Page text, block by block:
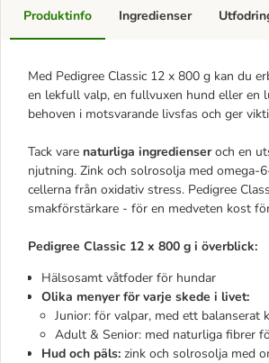
Produktinfo
Med Pedigree Classic 12 x 800 g kan du
en lekfull valp, en fullvuxen hund eller en
behoven i motsvarande livsfas och ger
Tack vare naturliga ingredienseroch en
njutning. Zink och solrosolja med
cellerna från oxidativ stress. Pedigree
smakförstärkare - för en medveten kost
Pedigree Classic 12 x 800 g i överblick:
Hälsosamt våtfoder för hundar
Olika menyer för varje skede i livet:
Junior: för valpar, med ett
Adult & Senior: med naturliga fibrer
Hud och päls: zink och solrosolja med
Ingredienser